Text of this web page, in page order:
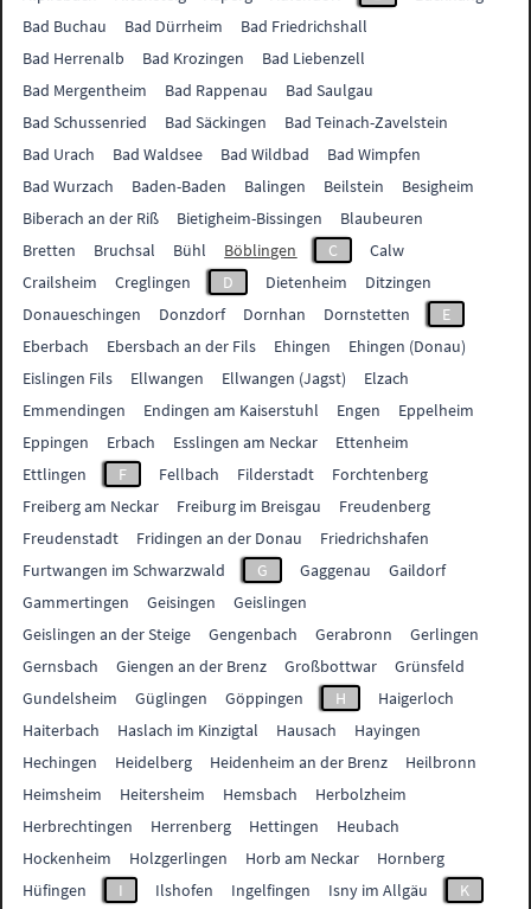
Bad Buchau
Bad Dürrheim
Bad Friedrichshall
Bad Herrenalb
Bad Krozingen
Bad Liebenzell
Bad Mergentheim
Bad Rappenau
Bad Saulgau
Bad Schussenried
Bad Säckingen
Bad Teinach-Zavelstein
Bad Urach
Bad Waldsee Bad Wildbad
Bad Wimpfen
Bad Wurzach
Baden-Baden Balingen Beilstein
Besigheim
Biberach an der Riß
Bietigheim-Bissingen
Blaubeuren
Bretten
Bruchsal Bühl Böblingen C
Calw
Crailsheim
Creglingen D Dietenheim
Ditzingen
Donaueschingen
Donzdorf Dornhan Dornstetten
E
Eberbach
Ebersbach an der Fils Ehingen
Ehingen (Donau)
Eislingen Fils
Ellwangen Ellwangen (Jagst)
Elzach
Emmendingen
Endingen am Kaiserstuhl Engen
Eppelheim
Eppingen
Erbach Esslingen am Neckar
Ettenheim
Ettlingen
F Fellbach Filderstadt
Forchtenberg
Freiberg am Neckar
Freiburg im Breisgau
Freudenberg
Freudenstadt
Fridingen an der Donau
Friedrichshafen
Furtwangen im Schwarzwald
G Gaggenau
Gaildorf
Gammertingen
Geisingen
Geislingen
Geislingen an der Steige
Gengenbach Gerabronn
Gerlingen
Gernsbach
Giengen an der Brenz Großbottwar
Grünsfeld
Gundelsheim
Güglingen Göppingen H
Haigerloch
Haiterbach
Haslach im Kinzigtal Hausach
Hayingen
Hechingen
Heidelberg Heidenheim an der Brenz
Heilbronn
Heimsheim
Heitersheim Hemsbach
Herbolzheim
Herbrechtingen
Herrenberg Hettingen
Heubach
Hockenheim
Holzgerlingen Horb am Neckar
Hornberg
Hüfingen
I Ilshofen Ingelfingen Isny im Allgäu
K